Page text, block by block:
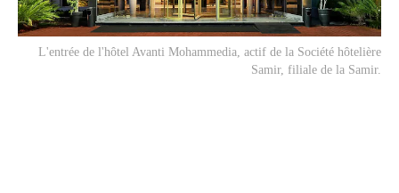
L'entrée de l'hôtel Avanti Mohammedia, actif de la Société hôtelière
Samir, filiale de la Samir.